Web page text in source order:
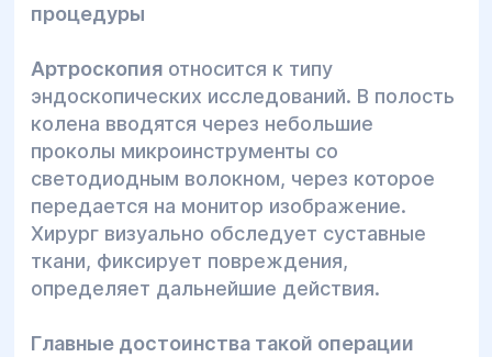
процедуры
Артроскопияотносится к типу
эндоскопических исследований. В полость
колена вводятся через небольшие
проколы микроинструменты со
светодиодным волокном, через которое
передается на монитор изображение.
Хирург визуально обследует суставные
ткани, фиксирует повреждения,
определяет дальнейшие действия.
Главные достоинства такой операции